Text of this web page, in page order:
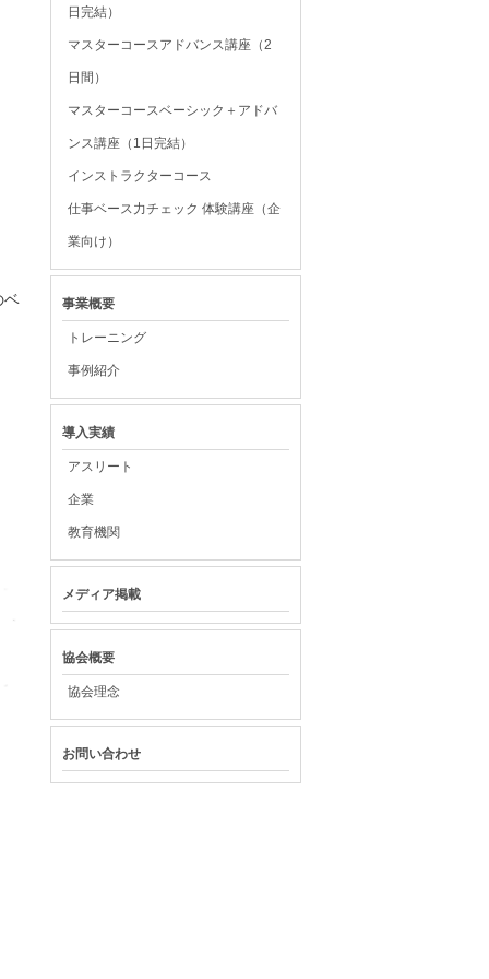
ベ
日完結）
マスターコースアドバンス講座（2
日間）
マスターコースベーシック＋アドバ
ンス講座（1日完結）
インストラクターコース
仕事ベース力チェック 体験講座（企
業向け）
事業概要
トレーニング
事例紹介
導入実績
アスリート
企業
教育機関
メディア掲載
協会概要
協会理念
お問い合わせ